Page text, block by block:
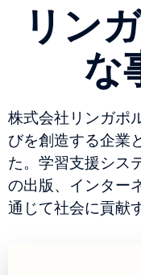
リン
な
株式会社リンガポ
びを創造する企業
た。学習支援シス
の出版、インター
通じて社会に貢献